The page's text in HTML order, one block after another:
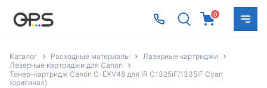
0
Каталог Расходные материалы
Лазерные картриджи
Лазерные картриджи для Canon
Тонер-картридж Canon C-EXV48 для iR C1325iF/1335iF Cyan
(оригинал)